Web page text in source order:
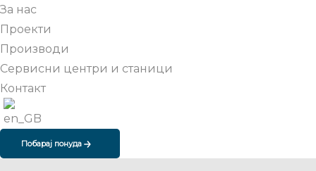
За нас
Проекти
Производи
Сервисни центри и станици
Контакт
Побарај понуда